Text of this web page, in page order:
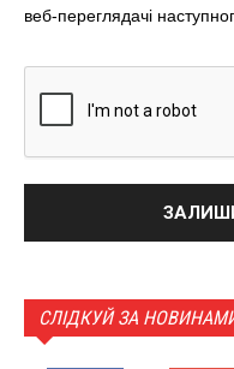
веб-переглядачі
СЛІДКУЙ ЗА